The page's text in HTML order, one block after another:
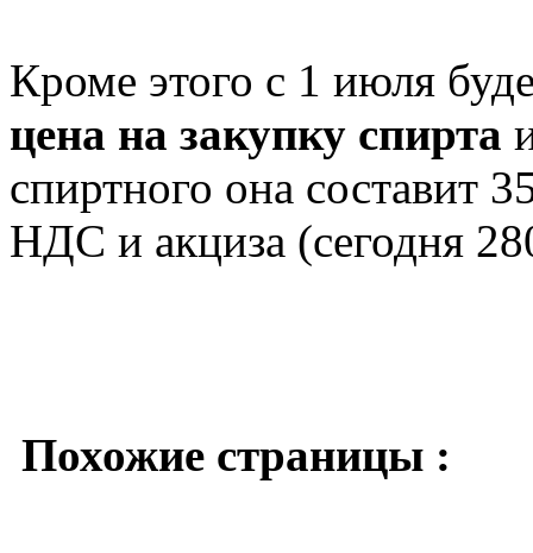
Кроме этого с 1 июля
цена на закупку спирта
спиртного она составит
НДС и акциза (сегодня
Похожие страницы :